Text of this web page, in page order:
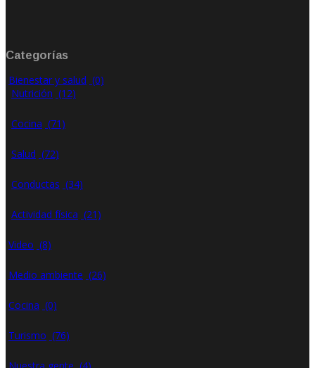
Categorías
Bienestar y salud (0)
Nutrición (12)
Cocina (71)
Salud (72)
Conductas (34)
Actividad física (21)
Video (8)
Medio ambiente (26)
Cocina (0)
Turismo (76)